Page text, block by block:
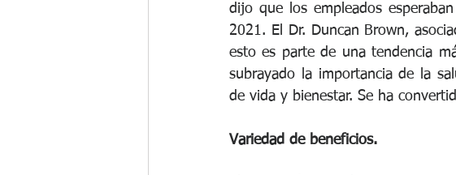
dijo que los empleados
2021. El Dr. Duncan Brown,
esto es parte de una tendencia
subrayado la importancia de la
de vida y bienestar. Se ha
Variedad de beneficios.